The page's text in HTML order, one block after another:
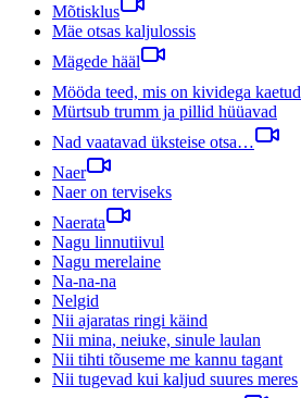
Mõtisklus
Mäe otsas kaljulossis
Mägede hääl
Mööda teed, mis on kividega kaetud
Mürtsub trumm ja pillid hüüavad
Nad vaatavad üksteise otsa…
Naer
Naer on terviseks
Naerata
Nagu linnutiivul
Nagu merelaine
Na-na-na
Nelgid
Nii ajaratas ringi käind
Nii mina, neiuke, sinule laulan
Nii tihti tõuseme me kannu tagant
Nii tugevad kui kaljud suures meres